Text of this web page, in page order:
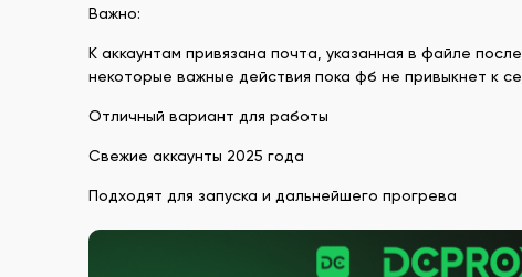
Важно:
К аккаунтам привязана почта, указанная в файле
некоторые важные действия пока фб не привыкнет к
Отличный вариант для работы
Свежие аккаунты 2025 года
Подходят для запуска и дальнейшего прогрева